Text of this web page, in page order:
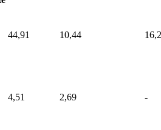
44,91 10,44
4,51 2,69 -